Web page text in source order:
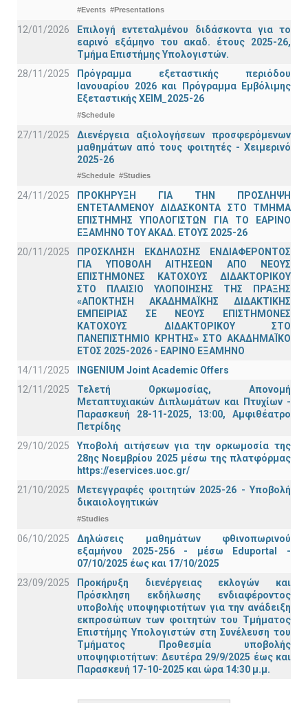
#Events #Presentations
12/01/2026
Επιλογή εντεταλμένου διδάσκοντα για το
εαρινό εξάμηνο του ακαδ. έτους 2025-26,
Τμήμα Επιστήμης Υπολογιστών.
28/11/2025
Πρόγραμμα εξεταστικής περιόδου
Ιανουαρίου 2026 και Πρόγραμμα Εμβόλιμης
Εξεταστικής ΧΕΙΜ_2025-26
#Schedule
27/11/2025
Διενέργεια αξιολογήσεων προσφερόμενων
μαθημάτων από τους φοιτητές - Χειμερινό
2025-26
#Schedule #Studies
24/11/2025
ΠΡΟΚΗΡΥΞΗ ΓΙΑ ΤΗΝ ΠΡΟΣΛΗΨΗ
ΕΝΤΕΤΑΛΜΕΝΟΥ ΔΙΔΑΣΚΟΝΤΑ ΣΤΟ ΤΜΗΜΑ
ΕΠΙΣΤΗΜΗΣ ΥΠΟΛΟΓΙΣΤΩΝ ΓΙΑ ΤΟ ΕΑΡΙΝΟ
ΕΞΑΜΗΝΟ ΤΟΥ ΑΚΑΔ. ΕΤΟΥΣ 2025-26
20/11/2025
ΠΡΟΣΚΛΗΣΗ ΕΚΔΗΛΩΣΗΣ ΕΝΔΙΑΦΕΡΟΝΤΟΣ
ΓΙΑ ΥΠΟΒΟΛΗ ΑΙΤΗΣΕΩΝ ΑΠΟ ΝΕΟΥΣ
ΕΠΙΣΤΗΜΟΝΕΣ ΚΑΤΟΧΟΥΣ ΔΙΔΑΚΤΟΡΙΚΟΥ
ΣΤΟ ΠΛΑΙΣΙΟ ΥΛΟΠΟΙΗΣΗΣ ΤΗΣ ΠΡΑΞΗΣ
«ΑΠΟΚΤΗΣΗ ΑΚΑΔΗΜΑΪΚΗΣ ΔΙΔΑΚΤΙΚΗΣ
ΕΜΠΕΙΡΙΑΣ ΣΕ ΝΕΟΥΣ ΕΠΙΣΤΗΜΟΝΕΣ
ΚΑΤΟΧΟΥΣ ΔΙΔΑΚΤΟΡΙΚΟΥ ΣΤΟ
ΠΑΝΕΠΙΣΤΗΜΙΟ ΚΡΗΤΗΣ» ΣΤΟ ΑΚΑΔΗΜΑΪΚΟ
ΕΤΟΣ 2025-2026 - ΕΑΡΙΝΟ ΕΞΑΜΗΝΟ
14/11/2025
INGENIUM Joint Academic Offers
12/11/2025
Τελετή Ορκωμοσίας, Απονομή
Μεταπτυχιακών Διπλωμάτων και Πτυχίων -
Παρασκευή 28-11-2025, 13:00, Αμφιθέατρο
Πετρίδης
29/10/2025
Υποβολή αιτήσεων για την ορκωμοσία της
28ης Νοεμβρίου 2025 μέσω της πλατφόρμας
https://eservices.uoc.gr/
21/10/2025
Μετεγγραφές φοιτητών 2025-26 - Υποβολή
δικαιολογητικών
#Studies
06/10/2025
Δηλώσεις μαθημάτων φθινοπωρινού
εξαμήνου 2025-256 - μέσω Εduportal -
07/10/2025 έως και 17/10/2025
23/09/2025
Προκήρυξη διενέργειας εκλογών και
Πρόσκληση εκδήλωσης ενδιαφέροντος
υποβολής υποψηφιοτήτων για την ανάδειξη
εκπροσώπων των φοιτητών του Τμήματος
Επιστήμης Υπολογιστών στη Συνέλευση του
Τμήματος Προθεσμία υποβολής
υποψηφιοτήτων: Δευτέρα 29/9/2025 έως και
Παρασκευή 17-10-2025 και ώρα 14:30 μ.μ.